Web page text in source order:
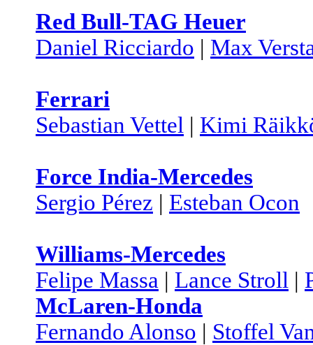
Red Bull-TAG Heuer
Daniel Ricciardo | Max
Ferrari
Sebastian Vettel | Kimi
Force India-Mercedes
Sergio Pérez | Esteban Ocon
Williams-Mercedes
Felipe Massa | Lance Stroll |
McLaren-Honda
Fernando Alonso | Stoffel